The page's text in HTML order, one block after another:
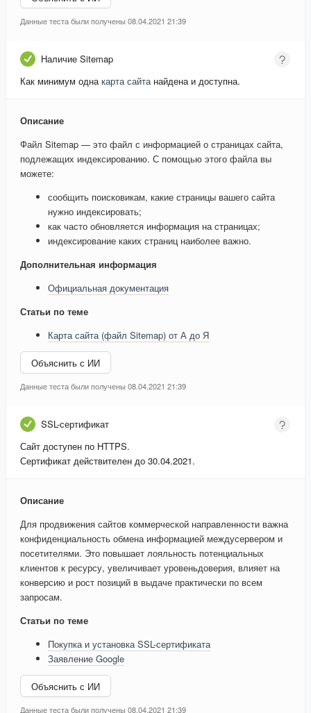
Данные теста были получены 08.04.2021 21:39
Наличие Sitemap
Как минимум однакарта сайтанайдена и доступна.
Описание
Файл Sitemap — это файл с информацией о страницах сайта,
подлежащих индексированию. С помощью этого файла вы
можете:
сообщить поисковикам, какие страницы вашего сайта
нужно индексировать;
как часто обновляется информация на страницах;
индексирование каких страниц наиболее важно.
Дополнительная информация
Официальная документация
Статьи по теме
Карта сайта (файл Sitemap) от А до Я
Объяснить с ИИ
Данные теста были получены 08.04.2021 21:39
SSL-сертификат
Сайт доступен по HTTPS.
Сертификат действителен до 30.04.2021.
Описание
Для продвижения сайтов коммерческой направленности важна
конфиденциальность обмена информацией междусервером и
посетителями. Это повышает лояльность потенциальных
клиентов к ресурсу, увеличивает уровеньдоверия, влияет на
конверсию и рост позиций в выдаче практически по всем
запросам.
Статьи по теме
Покупка и установка SSL-сертификата
Заявление Google
Объяснить с ИИ
Данные теста были получены 08.04.2021 21:39